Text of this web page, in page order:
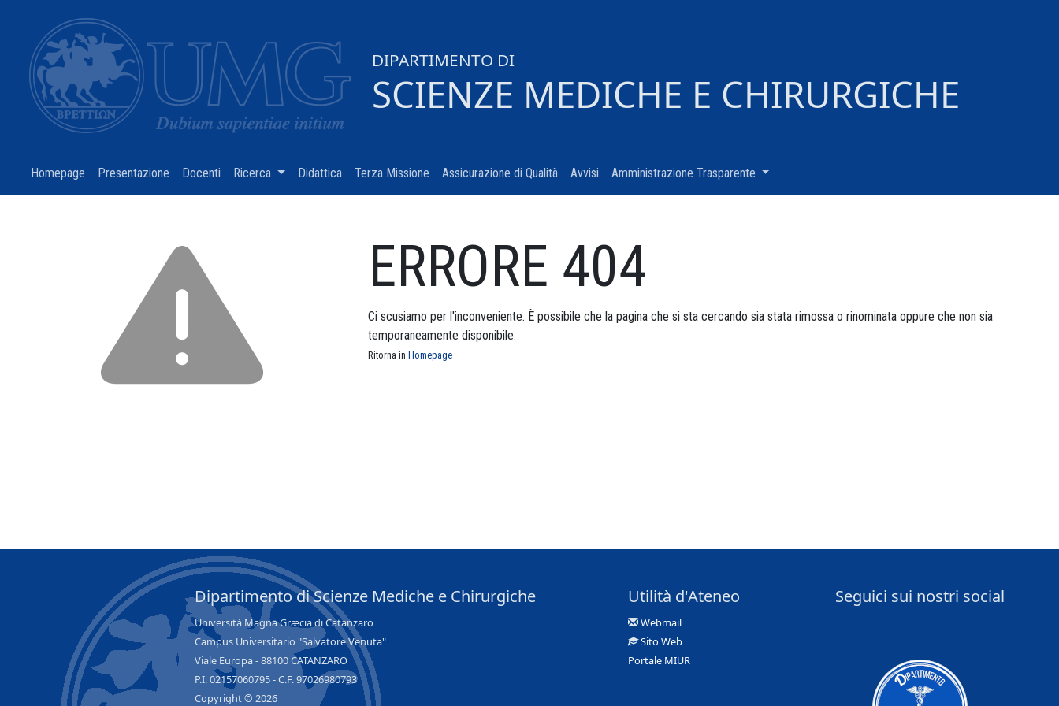
DIPARTIMENTO DI
SCIENZE MEDICHE E CHIRURGICHE
Homepage (current)
Presentazione (current)
Docenti (current)
Ricerca (current)Didattica(current)
Terza Missione (current)
Assicurazione di Qualità(current)
Avvisi (current)
Amministrazione Trasparente (current)
ERRORE 404
Ci scusiamo per l'inconveniente. È possibile che la pagina che si sta cercando sia stata rimossa o rinominata oppure che non sia
temporaneamente disponibile.
Ritorna in Homepage
Dipartimento di Scienze Mediche e Chirurgiche
Università Magna Græcia di Catanzaro
Campus Universitario "Salvatore Venuta"
Viale Europa - 88100 CATANZARO
P.I. 02157060795 - C.F. 97026980793
Copyright © 2026
Utilità d'Ateneo
Webmail
Sito Web
Portale MIUR
Seguici sui nostri social